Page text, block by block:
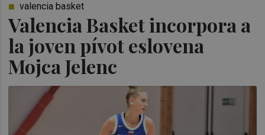
Valencia Basket incorpora a
la joven pívot eslovena
Mojca Jelenc
valencia basket